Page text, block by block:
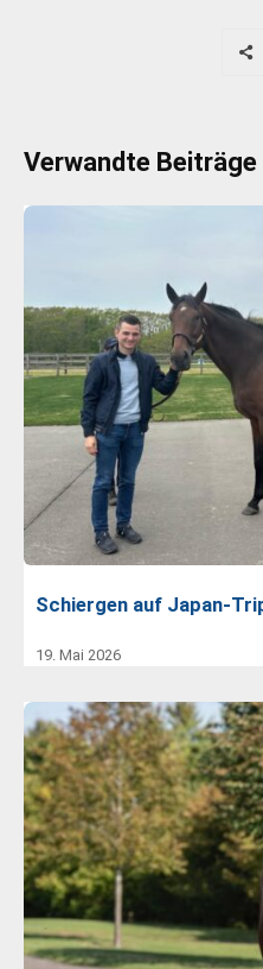
Verwandte Beiträge
Schiergen auf Japan-
19. Mai 2026